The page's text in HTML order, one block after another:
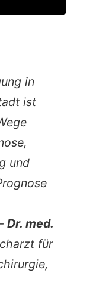
in
ist
und
Dr. med.
für